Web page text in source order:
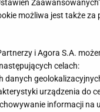
lat nagrywa
Na kanałach
kupić butelkę
ml. Cena zwala z
20 zł, co tylko
możliwa jest także za
i Agora S.A.
celach:
danych
urządzenia do
informacji na